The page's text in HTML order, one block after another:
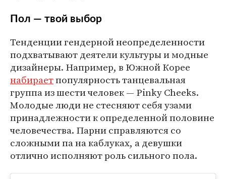
Пол — твой выбор
Тенденции гендерной неопределенности
подхватывают деятели культуры и модные
дизайнеры. Например, в Южной Корее
набираетпопулярность танцевальная
группа из шести человек — Pinky Cheeks.
Молодые люди не стесняют себя узами
принадлежности к определенной половине
человечества. Парни справляются со
сложными па на каблуках, а девушки
отлично исполняют роль сильного пола.